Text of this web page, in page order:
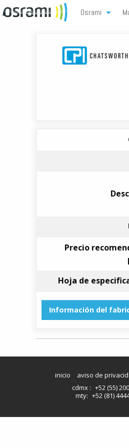
Osrami
Precio
Hoja de
Información del
inicio aviso de
cdmx : +52 (55)
mty: +52 (81)